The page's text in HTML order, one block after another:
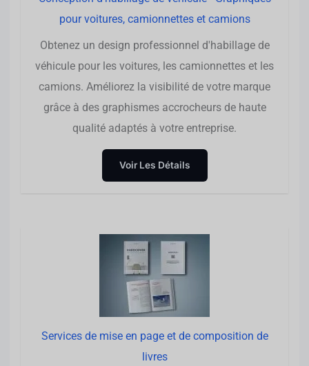
pour voitures, camionnettes et camions
Obtenez un design professionnel d'habillage de
véhicule pour les voitures, les camionnettes et les
camions. Améliorez la visibilité de votre marque
grâce à des graphismes accrocheurs de haute
qualité adaptés à votre entreprise.
Voir Les Détails
Services de mise en page et de composition de
livres